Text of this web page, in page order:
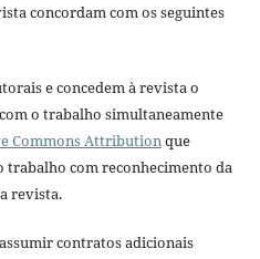
concordam com os seguintes
e concedem à revista o
o trabalho simultaneamente
Commons Attributionque
com reconhecimento da
revista.
contratos adicionais